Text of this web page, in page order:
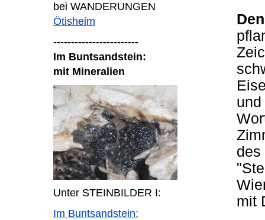
bei WANDERUNGEN
Ötisheim
------------------------
Im Buntsandstein:
mit Mineralien
Unter STEINBILDER I:
Im Buntsandstein:
des
mit